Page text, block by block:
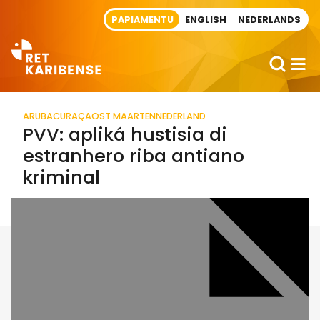
PAPIAMENTU ENGLISH NEDERLANDS
ARUBACURAÇAOST MAARTENNEDERLAND
PVV: apliká hustisia di
estranhero riba antiano
kriminal